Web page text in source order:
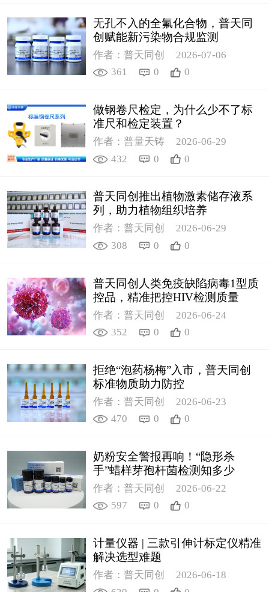
无孔不入的全氟化合物，普天同
创赋能新污染物合规监测
作者：普天同创
2026-07-06
361
0 0
做钢卷尺检定，为什么少不了标
准尺和检定装置？
作者：普量天铸
2026-06-29
432
0 0
普天同创推出植物激素储存液系
列，助力植物组织培养
作者：普天同创
2026-06-29
308
0 0
普天同创人类免疫缺陷病毒1型质
控品，精准把控HIV检测质量
作者：普天同创
2026-06-24
352
0 0
拒绝“泡药杨梅”入市，普天同创
标准物质助力防控
作者：普天同创
2026-06-23
470
0 0
奶粉安全警报再响！“隐形杀
手”蜡样芽孢杆菌检测知多少
作者：普天同创
2026-06-22
597
0 0
计量仪器 | 三款引伸计标定仪精准
解决选型难题
作者：普天同创
2026-06-18